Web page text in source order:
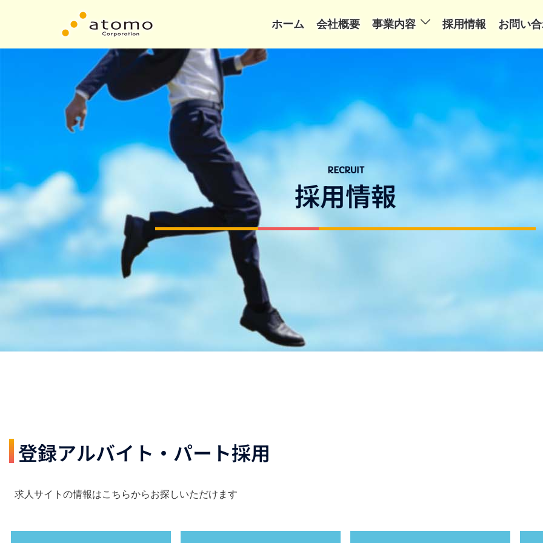
ホーム 会社概要 事業内容 採用情報 お問い
RECRUIT
採用情報
登録アルバイト・パート採用
求人サイトの情報はこちらからお探しいただけます